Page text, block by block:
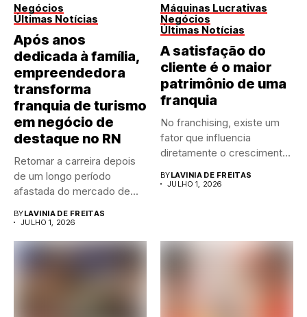
Negócios
Últimas Notícias
Após anos
dedicada à família,
empreendedora
transforma
franquia de turismo
em negócio de
destaque no RN
Retomar a carreira depois
de um longo período
afastada do mercado de...
BYLAVINIA DE FREITAS
JULHO 1, 2026
Máquinas Lucrativas
Negócios
Últimas Notícias
A satisfação do
cliente é o maior
patrimônio de uma
franquia
No franchising, existe um
fator que influencia
diretamente o crescimento
BYLAVINIA DE FREITAS
JULHO 1, 2026